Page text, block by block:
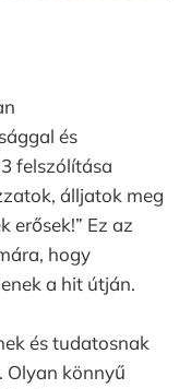
és
felszólítása
álljatok meg
erősek!” Ez az
hogy
a hit útján.
és tudatosnak
Olyan könnyű